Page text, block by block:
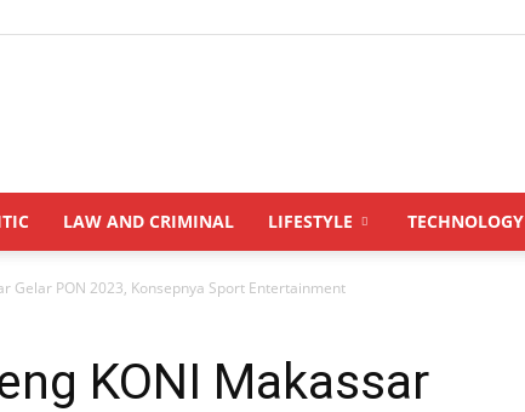
INDONESIANUPDATE.id
LAW AND CRIMINAL LIFESTYLE TECHNOLOGY
Gelar PON 2023, Konsepnya Sport Entertainment
KONI Makassar